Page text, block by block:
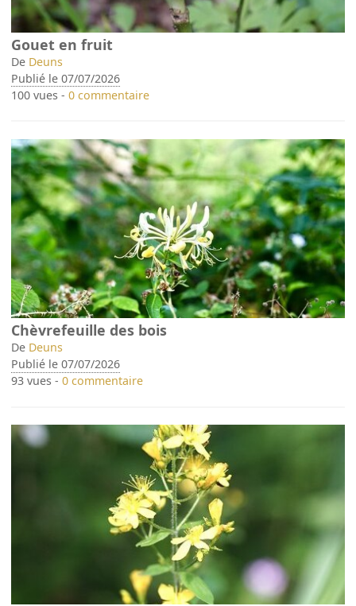
Gouet en fruit
De Deuns
Publié le 07/07/2026
100 vues -0 commentaire
Chèvrefeuille des bois
De Deuns
Publié le 07/07/2026
93 vues -0 commentaire